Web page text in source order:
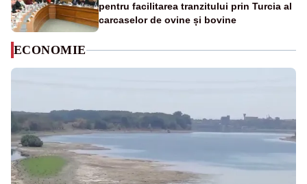
pentru facilitarea tranzitului prin Turcia al
carcaselor de ovine și bovine
ECONOMIE